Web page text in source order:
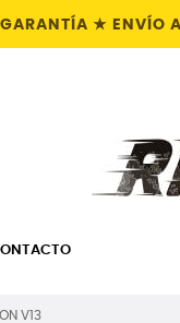
★ ENVÍO
V13